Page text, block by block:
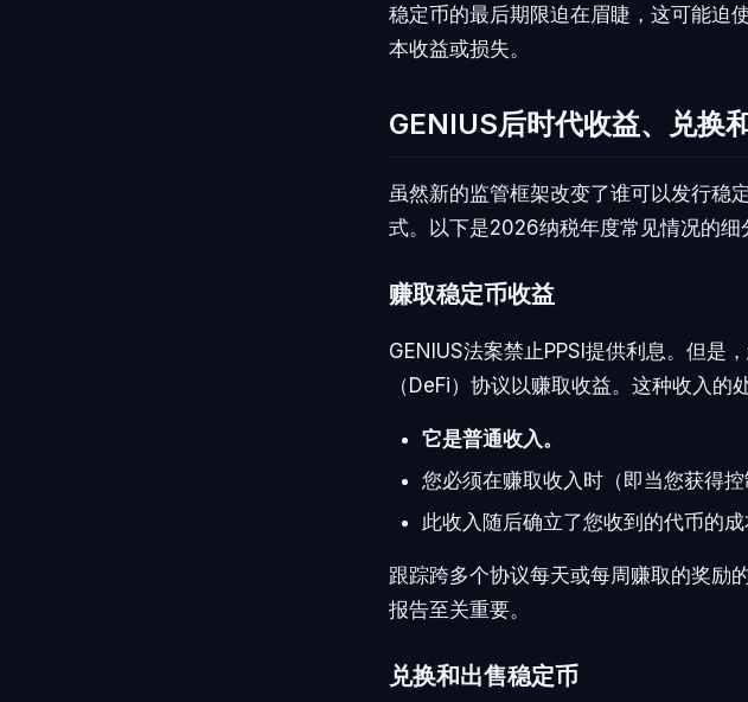
稳定币的最后期限迫在眉睫，这可能迫
本收益或损失。
GENIUS后时代收益、兑换
虽然新的监管框架改变了谁可以发行稳
式。以下是2026纳税年度常见情况的细
赚取稳定币收益
GENIUS法案禁止PPSI提供利息。但是
（DeFi）协议以赚取收益。这种收入
它是普通收入。
您必须在赚取收入时（即当您获得
此收入随后确立了您收到的代币的成
跟踪跨多个协议每天或每周赚取的奖励
报告至关重要。
兑换和出售稳定币